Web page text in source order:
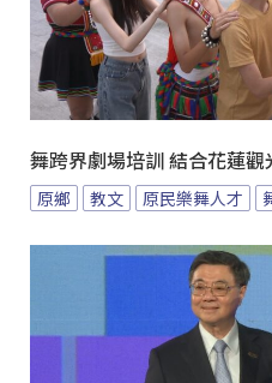
舞跨界劇場培訓 結合花蓮觀
原鄉 教文 原民樂舞人才